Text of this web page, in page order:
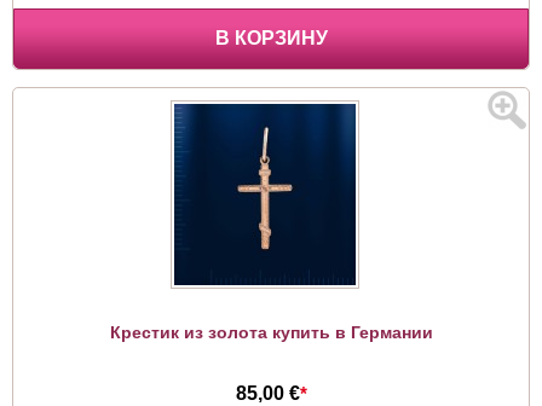
В КОРЗИНУ
Крестик из золота купить в Германии
85,00 €*